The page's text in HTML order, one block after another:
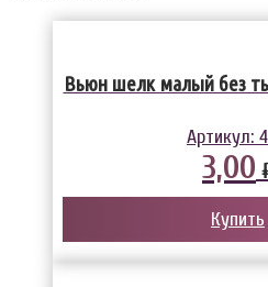
Вьюн шелк малый без
Артикул:
3,00
Купить